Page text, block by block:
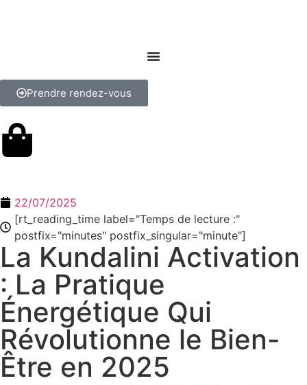
Prendre rendez-vous
22/07/2025
[rt_reading_time label="Temps de lecture :"
postfix="minutes" postfix_singular="minute"]
La Kundalini Activation
: La Pratique
Énergétique Qui
Révolutionne le Bien-
Être en 2025